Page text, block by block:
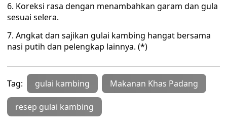
6. Koreksi rasa dengan menambahkan garam dan gula
sesuai selera.
7. Angkat dan sajikan gulai kambing hangat bersama
nasi putih dan pelengkap lainnya. (*)
Tag: gulai kambing Makanan Khas Padang
resep gulai kambing